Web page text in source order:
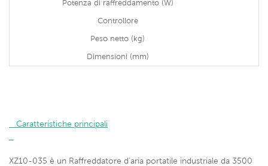
Potenza di raffreddamento (W)
Controllore
Peso netto (kg)
Dimensioni (mm)
XZ10-035 è un Raffreddatore d'aria portatile industriale da 3500